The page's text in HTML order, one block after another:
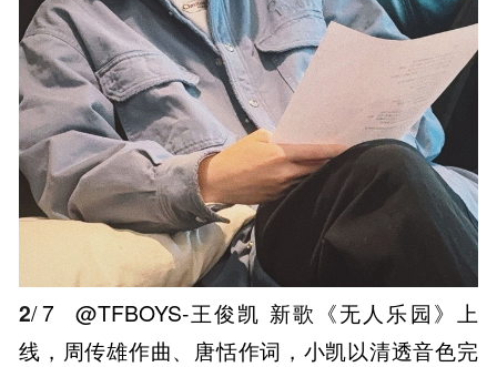
2/ 7
@TFBOYS-王俊凯 新歌《无人乐园》上
线，周传雄作曲、唐恬作词，小凯以清透音色完